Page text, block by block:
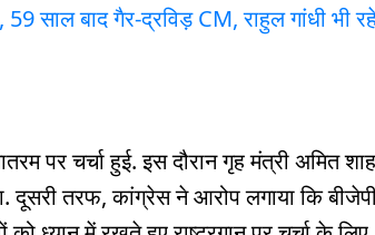
साल बाद गैर-द्रविड़ CM, राहुल गांधी भी
पर चर्चा हुई. इस दौरान गृह मंत्री अमित
दूसरी तरफ, कांग्रेस ने आरोप लगाया कि